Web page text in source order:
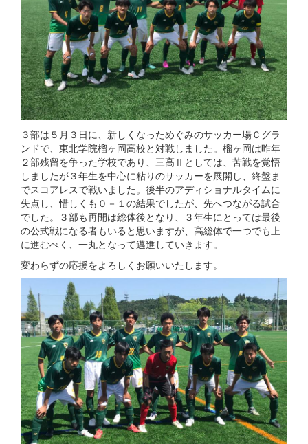
３部は５月３日に、新しくなっためぐみのサッカー場Ｃグラ
ンドで、東北学院榴ヶ岡高校と対戦しました。榴ヶ岡は昨年
２部残留を争った学校であり、三高Ⅱとしては、苦戦を覚悟
しましたが３年生を中心に粘りのサッカーを展開し、終盤ま
でスコアレスで戦いました。後半のアディショナルタイムに
失点し、惜しくも０－１の結果でしたが、先へつながる試合
でした。３部も再開は総体後となり、３年生にとっては最後
の公式戦になる者もいると思いますが、高総体で一つでも上
に進むべく、一丸となって邁進していきます。
変わらずの応援をよろしくお願いいたします。